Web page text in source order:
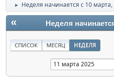
► Неделя начинается с 10 марта,
« Неделя
СПИСОК МЕСЯЦ НЕДЕЛЯ